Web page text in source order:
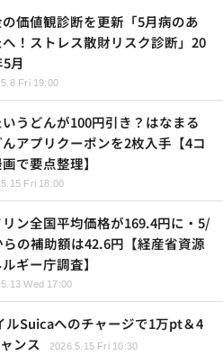
価値観診断を更新「5月病のあ
！ストレス散財リスク診断」20
月
Fri 19:00
うどんが100円引き？はなまる
んアプリクーポンを2枚入手【4コ
で要点整理】
Fri 18:00
リン全国平均価格が169.4円に・5/
らの補助額は42.6円【経産省資源
ギー庁調査】
Wed 17:00
ルSuicaへのチャージで1万pt＆4
ンス
2026.5.15 Fri 10:30